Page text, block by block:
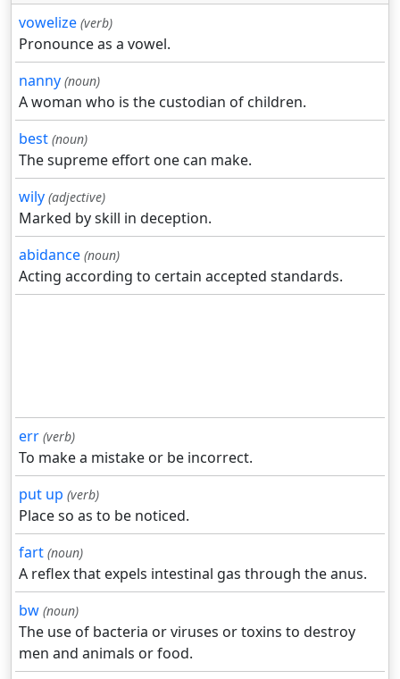
vowelize (verb)
Pronounce as a vowel.
nanny (noun)
A woman who is the custodian of children.
best (noun)
The supreme effort one can make.
wily (adjective)
Marked by skill in deception.
abidance (noun)
Acting according to certain accepted standards.
err (verb)
To make a mistake or be incorrect.
put up (verb)
Place so as to be noticed.
fart (noun)
A reflex that expels intestinal gas through the anus.
bw (noun)
The use of bacteria or viruses or toxins to destroy
men and animals or food.